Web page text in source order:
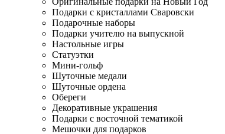
Подарки с кристаллами Сваровски
Подарочные наборы
Подарки учителю на выпускной
Настольные игры
Статуэтки
Мини-гольф
Шуточные медали
Шуточные ордена
Обереги
Декоративные украшения
Подарки с восточной тематикой
Мешочки для подарков